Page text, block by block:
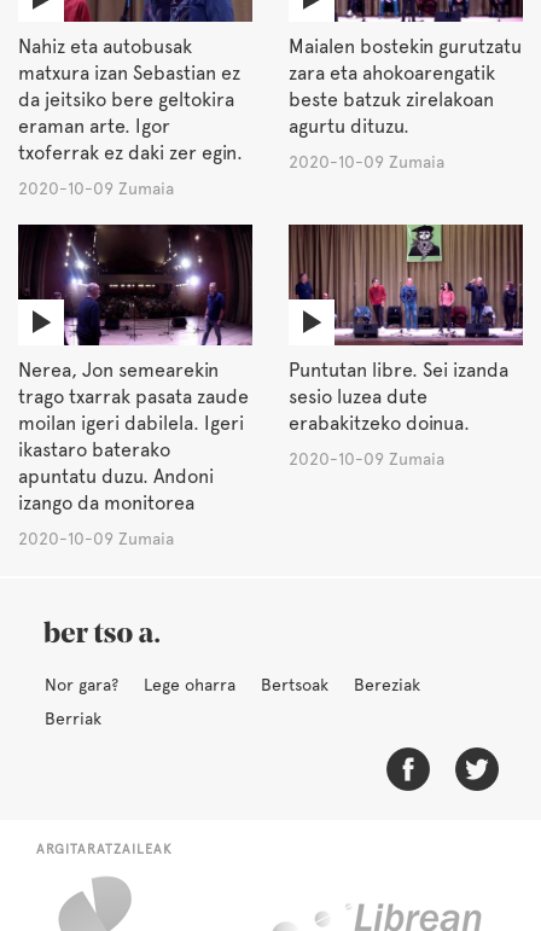
Nahiz eta autobusak
matxura izan Sebastian ez
da jeitsiko bere geltokira
eraman arte. Igor
txoferrak ez daki zer egin.
2020-10-09 Zumaia
Maialen bostekin gurutzatu
zara eta ahokoarengatik
beste batzuk zirelakoan
agurtu dituzu.
2020-10-09 Zumaia
Nerea, Jon semearekin
trago txarrak pasata zaude
moilan igeri dabilela. Igeri
ikastaro baterako
apuntatu duzu. Andoni
izango da monitorea
2020-10-09 Zumaia
Puntutan libre. Sei izanda
sesio luzea dute
erabakitzeko doinua.
2020-10-09 Zumaia
Nor gara? Lege oharra Bertsoak
Bereziak
Berriak
ARGITARATZAILEAK